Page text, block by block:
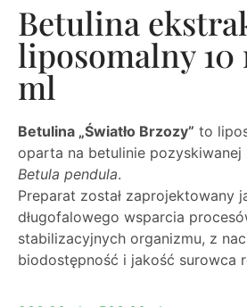
Betulina
liposomalny 10
ml
Betulina „Światło Brzozy” to
oparta na betulinie
Betula pendula.
Preparat został zaprojektowany
długofalowego wsparcia
stabilizacyjnych organizmu, z
biodostępność i jakość surowca